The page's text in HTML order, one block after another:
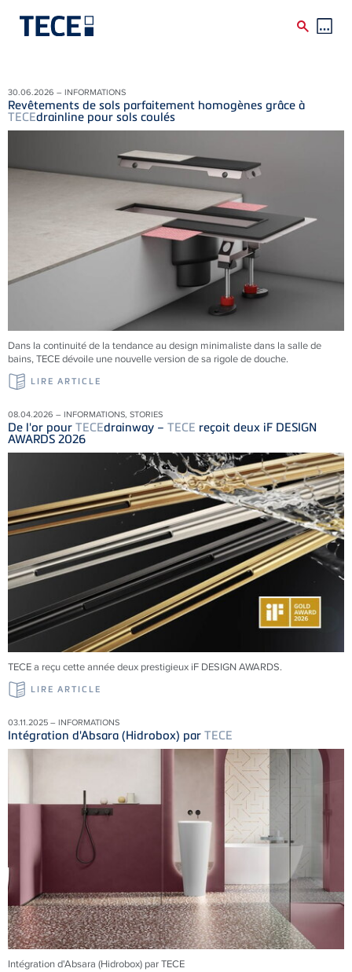
30.06.2026 – INFORMATIONS
Revêtements de sols parfaitement homogènes grâce à
TECEdrainline pour sols coulés
Dans la continuité de la tendance au design minimaliste dans la salle de
bains, TECE dévoile une nouvelle version de sa rigole de douche.
LIRE ARTICLE
08.04.2026 – INFORMATIONS, STORIES
De l'or pour TECEdrainway – TECE reçoit deux iF DESIGN
AWARDS 2026
TECE a reçu cette année deux prestigieux iF DESIGN AWARDS.
LIRE ARTICLE
03.11.2025 – INFORMATIONS
Intégration d'Absara (Hidrobox) par TECE
Intégration d'Absara (Hidrobox) par TECE